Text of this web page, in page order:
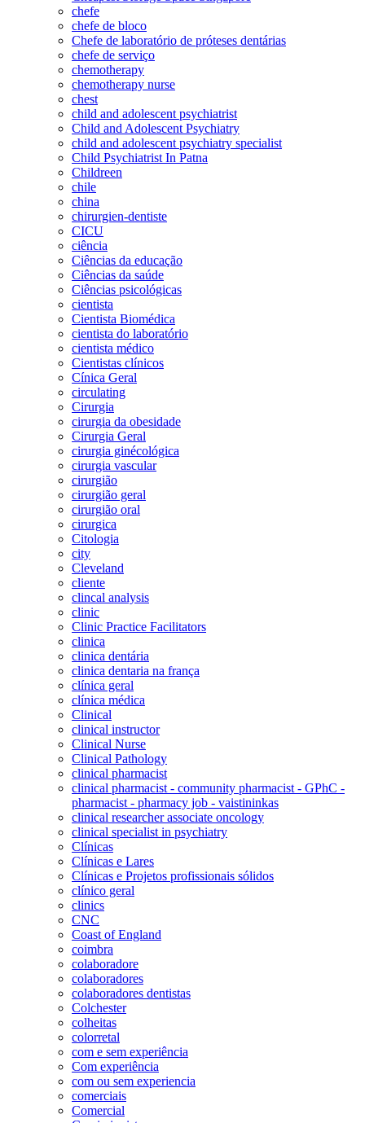
chefe
chefe de bloco
Chefe de laboratório de próteses dentárias
chefe de serviço
chemotherapy
chemotherapy nurse
chest
child and adolescent psychiatrist
Child and Adolescent Psychiatry
child and adolescent psychiatry specialist
Child Psychiatrist In Patna
Childreen
chile
china
chirurgien-dentiste
CICU
ciência
Ciências da educação
Ciências da saúde
Ciências psicológicas
cientista
Cientista Biomédica
cientista do laboratório
cientista médico
Cientistas clínicos
Cínica Geral
circulating
Cirurgia
cirurgia da obesidade
Cirurgia Geral
cirurgia ginécológica
cirurgia vascular
cirurgião
cirurgião geral
cirurgião oral
cirurgica
Citologia
city
Cleveland
cliente
clincal analysis
clinic
Clinic Practice Facilitators
clinica
clinica dentária
clinica dentaria na frança
clínica geral
clínica médica
Clinical
clinical instructor
Clinical Nurse
Clinical Pathology
clinical pharmacist
clinical pharmacist - community pharmacist - GPhC -
pharmacist - pharmacy job - vaistininkas
clinical researcher associate oncology
clinical specialist in psychiatry
Clínicas
Clínicas e Lares
Clínicas e Projetos profissionais sólidos
clínico geral
clinics
CNC
Coast of England
coimbra
colaboradore
colaboradores
colaboradores dentistas
Colchester
colheitas
colorretal
com e sem experiência
Com experiência
com ou sem experiencia
comerciais
Comercial